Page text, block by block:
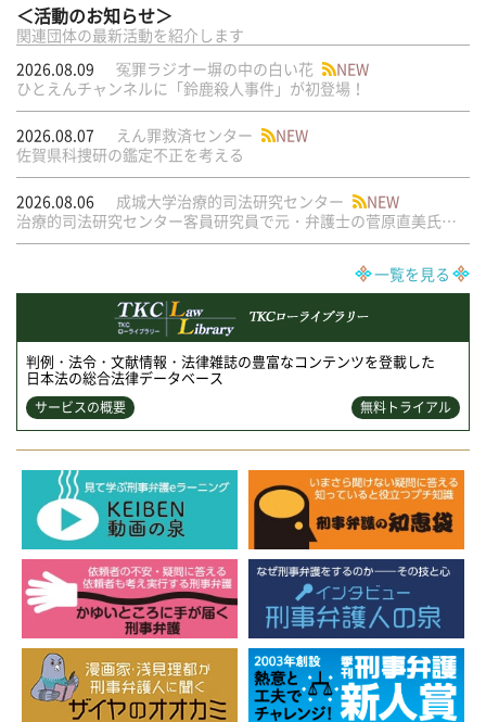
＜活動のお知らせ＞
関連団体の最新活動を紹介します
2026.08.09
冤罪ラジオー塀の中の白い花
NEW
ひとえんチャンネルに「鈴鹿殺人事件」が初登場！
2026.08.07 えん罪救済センター
NEW
佐賀県科捜研の鑑定不正を考える
2026.08.06 成城大学治療的司法研究センター
NEW
治療的司法研究センター客員研究員で元・弁護士の菅原直美氏の論文が公刊されました
一覧を見る
判例・法令・文献情報・法律雑誌の豊富なコンテンツを登載した
日本法の総合法律データベース
サービスの概要 無料トライアル